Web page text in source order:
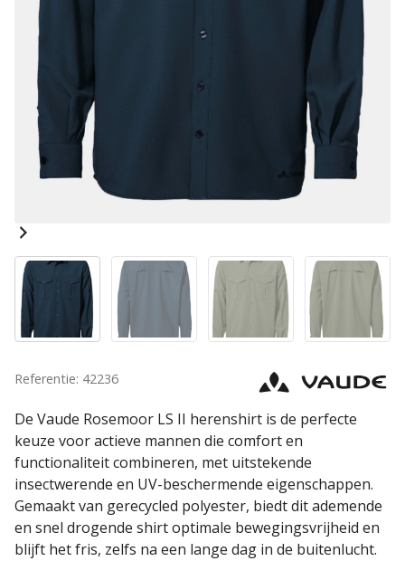
Referentie: 42236
De Vaude Rosemoor LS II herenshirt is de perfecte
keuze voor actieve mannen die comfort en
functionaliteit combineren, met uitstekende
insectwerende en UV-beschermende eigenschappen.
Gemaakt van gerecycled polyester, biedt dit ademende
en snel drogende shirt optimale bewegingsvrijheid en
blijft het fris, zelfs na een lange dag in de buitenlucht.